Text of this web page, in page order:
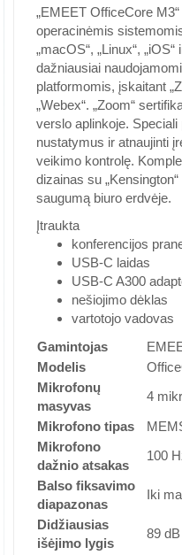
„EMEET OfficeCore
operacinėmis
„macOS“, „Linux“,
dažniausiai
platformomis, įskaitant
„Webex“. „Zoom“
verslo aplinkoje.
nustatymus ir atnaujinti
veikimo kontrolę.
dizainas su
saugumą biuro erdvėje.
Įtraukta
konferencijos
USB-C laidas
USB-C A300
nešiojimo dėklas
vartotojo vadovas
Gamintojas
Modelis
Mikrofonų
masyvas
4
Mikrofono tipas
Mikrofono
dažnio atsakas
100
Balso fiksavimo
diapazonas
Iki
Didžiausias
išėjimo lygis
89